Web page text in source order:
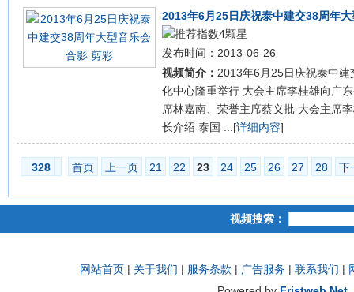
2013年6月25日庆祝泰中建交38周年
发布时间：2013-06-26
视频简介： 2013年6月25日庆祝泰中
化中心隆重举行 大会主席李桂雄向广
席林嘉南、荣誉主席蔡义批 大会主席
长介绍 泰国 ...[详细内容]
328 首页 上一页 21 22 23 24 25 26 27 28 下
视频搜索：
网站首页 | 关于我们 | 服务条款 | 广告服务 | 联系我们 |